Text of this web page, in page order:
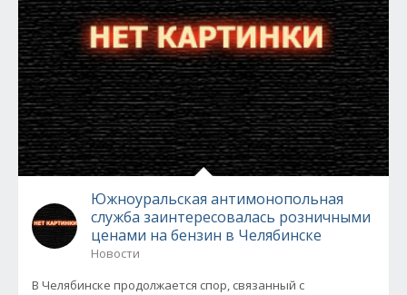
Южноуральская антимонопольная
служба заинтересовалась розничными
ценами на бензин в Челябинске
Новости
В Челябинске продолжается спор, связанный с